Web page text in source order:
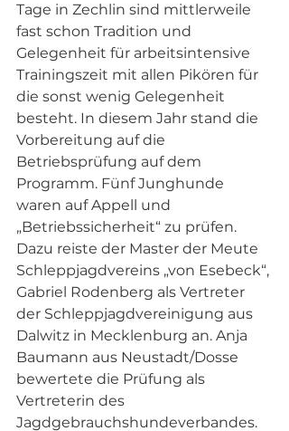
Tage in Zechlin sind mittlerweile
fast schon Tradition und
Gelegenheit für arbeitsintensive
Trainingszeit mit allen Pikören für
die sonst wenig Gelegenheit
besteht. In diesem Jahr stand die
Vorbereitung auf die
Betriebsprüfung auf dem
Programm. Fünf Junghunde
waren auf Appell und
„Betriebssicherheit“ zu prüfen.
Dazu reiste der Master der Meute
Schleppjagdvereins „von Esebeck“,
Gabriel Rodenberg als Vertreter
der Schleppjagdvereinigung aus
Dalwitz in Mecklenburg an. Anja
Baumann aus Neustadt/Dosse
bewertete die Prüfung als
Vertreterin des
Jagdgebrauchshundeverbandes.